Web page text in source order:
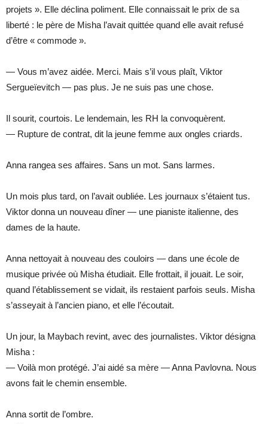
projets ». Elle déclina poliment. Elle connaissait le prix de sa
liberté : le père de Misha l’avait quittée quand elle avait refusé
d’être « commode ».
— Vous m’avez aidée. Merci. Mais s’il vous plaît, Viktor
Sergueïevitch — pas plus. Je ne suis pas une chose.
Il sourit, courtois. Le lendemain, les RH la convoquèrent.
— Rupture de contrat, dit la jeune femme aux ongles criards.
Anna rangea ses affaires. Sans un mot. Sans larmes.
Un mois plus tard, on l’avait oubliée. Les journaux s’étaient tus.
Viktor donna un nouveau dîner — une pianiste italienne, des
dames de la haute.
Anna nettoyait à nouveau des couloirs — dans une école de
musique privée où Misha étudiait. Elle frottait, il jouait. Le soir,
quand l’établissement se vidait, ils restaient parfois seuls. Misha
s’asseyait à l’ancien piano, et elle l’écoutait.
Un jour, la Maybach revint, avec des journalistes. Viktor désigna
Misha :
— Voilà mon protégé. J’ai aidé sa mère — Anna Pavlovna. Nous
avons fait le chemin ensemble.
Anna sortit de l’ombre.